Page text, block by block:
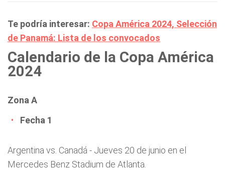
Te podría interesar: Copa América 2024, Selección
de Panamá: Lista de los convocados
Calendario de la Copa América
2024
Zona A
Fecha 1
Argentina vs. Canadá - Jueves 20 de junio en el
Mercedes Benz Stadium de Atlanta.